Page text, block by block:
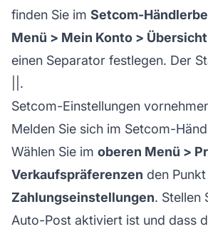
finden Sie im Setcom-
Menü > Mein Konto > Übersicht
einen Separator festlegen. Der
||.
Setcom-Einstellungen
Melden Sie sich im Setcom-
Wählen Sie im oberen Menü >
Verkaufspräferenzen den Punkt
Zahlungseinstellungen. Stellen
Auto-Post aktiviert ist und dass